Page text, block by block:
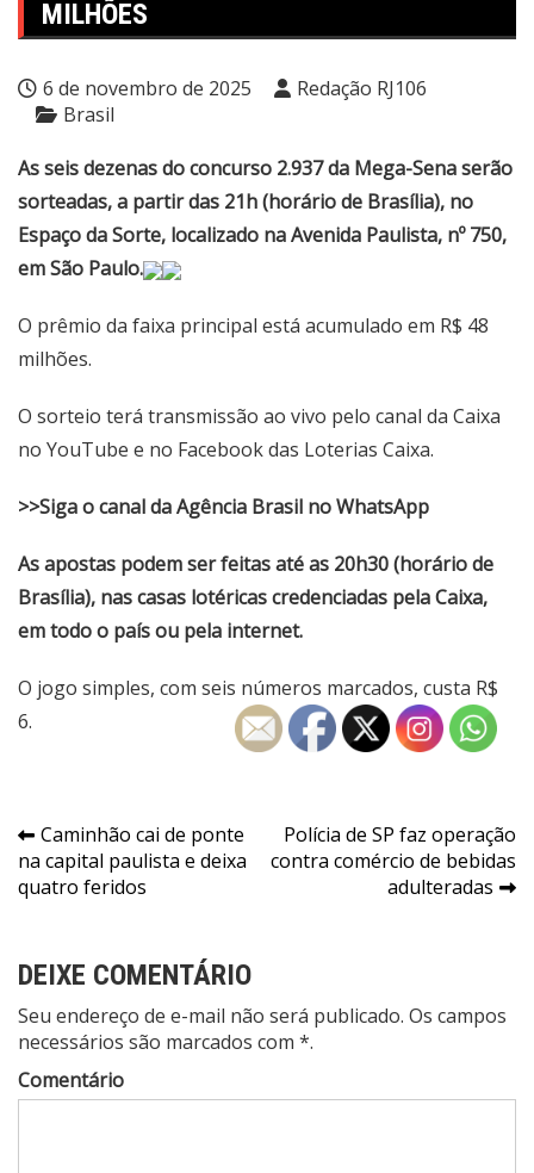
MILHÕES
6 de novembro de 2025
Redação RJ106
Brasil
As seis dezenas do concurso 2.937 da Mega-Sena serão
sorteadas, a partir das 21h (horário de Brasília), no
Espaço da Sorte, localizado na Avenida Paulista, nº 750,
em São Paulo.
O prêmio da faixa principal está acumulado em R$ 48
milhões.
O sorteio terá transmissão ao vivo pelo canal da Caixa
no YouTube e no Facebook das Loterias Caixa.
>>Siga o canal da Agência Brasil no WhatsApp
As apostas podem ser feitas até as 20h30 (horário de
Brasília), nas casas lotéricas credenciadas pela Caixa,
em todo o país ou pela internet.
O jogo simples, com seis números marcados, custa R$
6.
Navegação
de
Caminhão cai de ponte
na capital paulista e deixa
quatro feridos
Polícia de SP faz operação
contra comércio de bebidas
adulteradas
DEIXE COMENTÁRIO
Seu endereço de e-mail não será publicado. Os campos
necessários são marcados com *.
Comentário